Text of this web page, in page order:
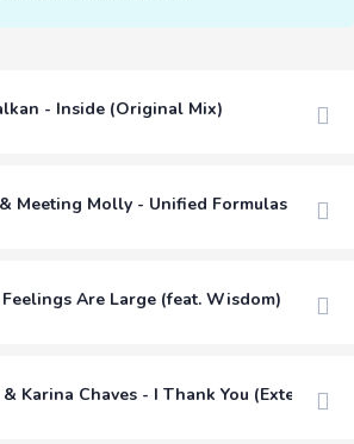
- Inside (Original Mix)
Meeting Molly - Unified Formulas
Are Large (feat. Wisdom)
Karina Chaves - I Thank You (Extended